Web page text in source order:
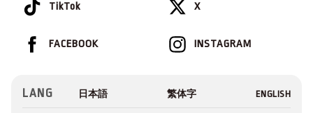
TikTok X
INSTAGRAM
FACEBOOK
LANG